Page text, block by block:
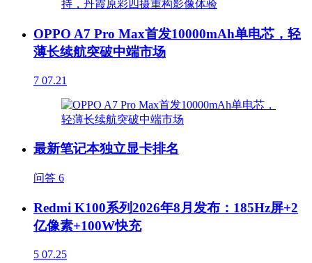
OPPO A7 Pro Max首发10000mAh单电芯，轻
薄长续航突破中端市场
7 07.21
最新笔记本独立显卡排名
问答 6
Redmi K100系列2026年8月发布：185Hz屏+2
亿像素+100W快充
5 07.25